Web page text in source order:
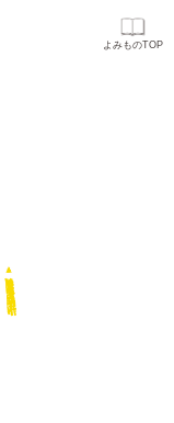
よみものTOP